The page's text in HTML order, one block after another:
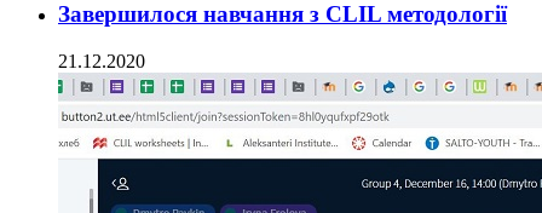
Завершилося навчання з CLIL методології
21.12.2020